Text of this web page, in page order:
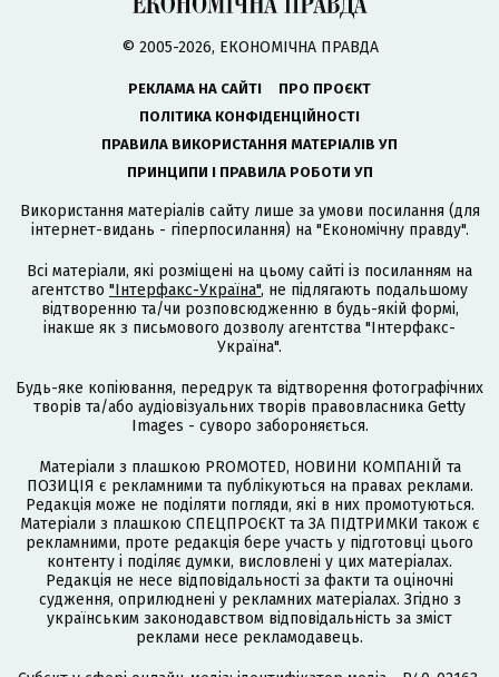
© 2005-2026, ЕКОНОМІЧНА ПРАВДА
РЕКЛАМА НА САЙТІ
ПРО ПРОЄКТ
ПОЛІТИКА КОНФІДЕНЦІЙНОСТІ
ПРАВИЛА ВИКОРИСТАННЯ МАТЕРІАЛІВ УП
ПРИНЦИПИ І ПРАВИЛА РОБОТИ УП
Використання матеріалів сайту лише за умови посилання (для
інтернет-видань - гіперпосилання) на "Економічну правду".
Всі матеріали, які розміщені на цьому сайті із посиланням на
агентство "Інтерфакс-Україна", не підлягають подальшому
відтворенню та/чи розповсюдженню в будь-якій формі,
інакше як з письмового дозволу агентства "Інтерфакс-
Україна".
Будь-яке копіювання, передрук та відтворення фотографічних
творів та/або аудіовізуальних творів правовласника Getty
Images - суворо забороняється.
Матеріали з плашкою PROMOTED, НОВИНИ КОМПАНІЙ та
ПОЗИЦІЯ є рекламними та публікуються на правах реклами.
Редакція може не поділяти погляди, які в них промотуються.
Матеріали з плашкою СПЕЦПРОЄКТ та ЗА ПІДТРИМКИ також є
рекламними, проте редакція бере участь у підготовці цього
контенту і поділяє думки, висловлені у цих матеріалах.
Редакція не несе відповідальності за факти та оціночні
судження, оприлюднені у рекламних матеріалах. Згідно з
українським законодавством відповідальність за зміст
реклами несе рекламодавець.